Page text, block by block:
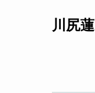
川尻蓮